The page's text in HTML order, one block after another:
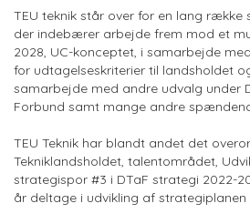
TEU teknik står over for en lang
der indebærer arbejde frem mod et
2028, UC-konceptet, i samarbejde
for udtagelseskriterier til landsholdet
samarbejde med andre udvalg under
Forbund samt mange andre
TEU Teknik har blandt andet det
Tekniklandsholdet, talentområdet,
strategispor #3 i DTaF strategi 2022-
år deltage i udvikling af strategiplanen